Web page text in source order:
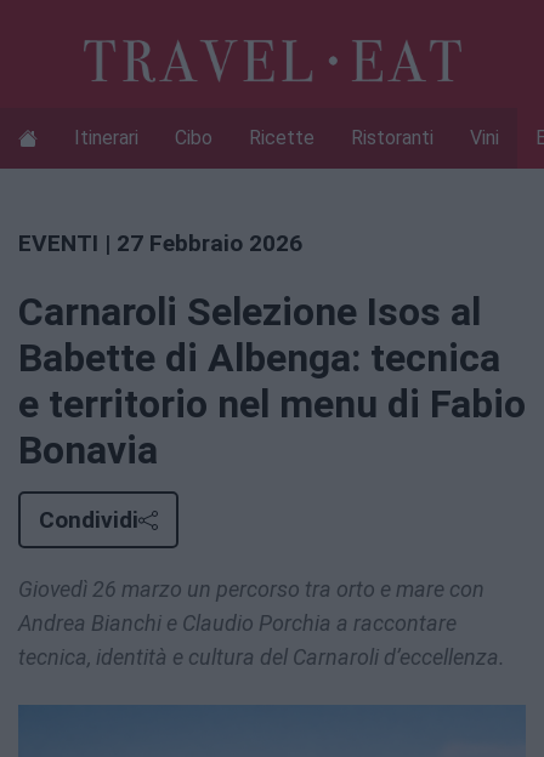
Itinerari Cibo Ricette Ristoranti Vini
EVENTI | 27 Febbraio 2026
Carnaroli Selezione Isos al
Babette di Albenga: tecnica
e territorio nel menu di Fabio
Bonavia
Condividi
Giovedì 26 marzo un percorso tra orto e mare con
Andrea Bianchi e Claudio Porchia a raccontare
tecnica, identità e cultura del Carnaroli d’eccellenza.